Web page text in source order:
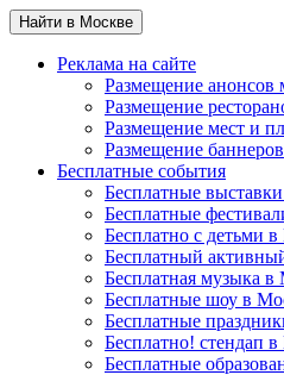
Найти в Москве
Реклама на сайте
Размещение анонсов
Размещение
Размещение мест и
Размещение баннеров
Бесплатные события
Бесплатные
Бесплатные
Бесплатно с детьми
Бесплатный
Бесплатная музыка в
Бесплатные шоу в
Бесплатные
Бесплатно! стендап
Бесплатные